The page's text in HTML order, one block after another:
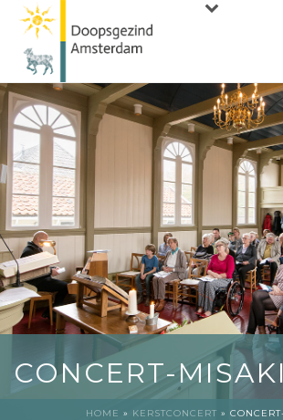
CONCERT-
HOME » KERSTCONCERT »